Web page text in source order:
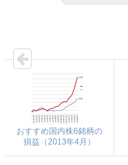
おすすめ国内株6銘柄の
損益（2013年4月）